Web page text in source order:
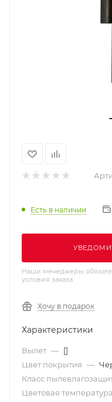
Есть в наличии
Наши менеджеры
условия заказа
Хочу в подарок
Характеристики
Вылет — []
Цвет покрытия —
Класс
Цветовая температура